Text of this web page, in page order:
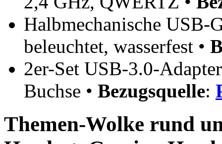
Halbmechanische USB-
beleuchtet, wasserfest •
2er-Set USB-3.0-
Buchse • Bezugsquelle:
Themen-Wolke rund